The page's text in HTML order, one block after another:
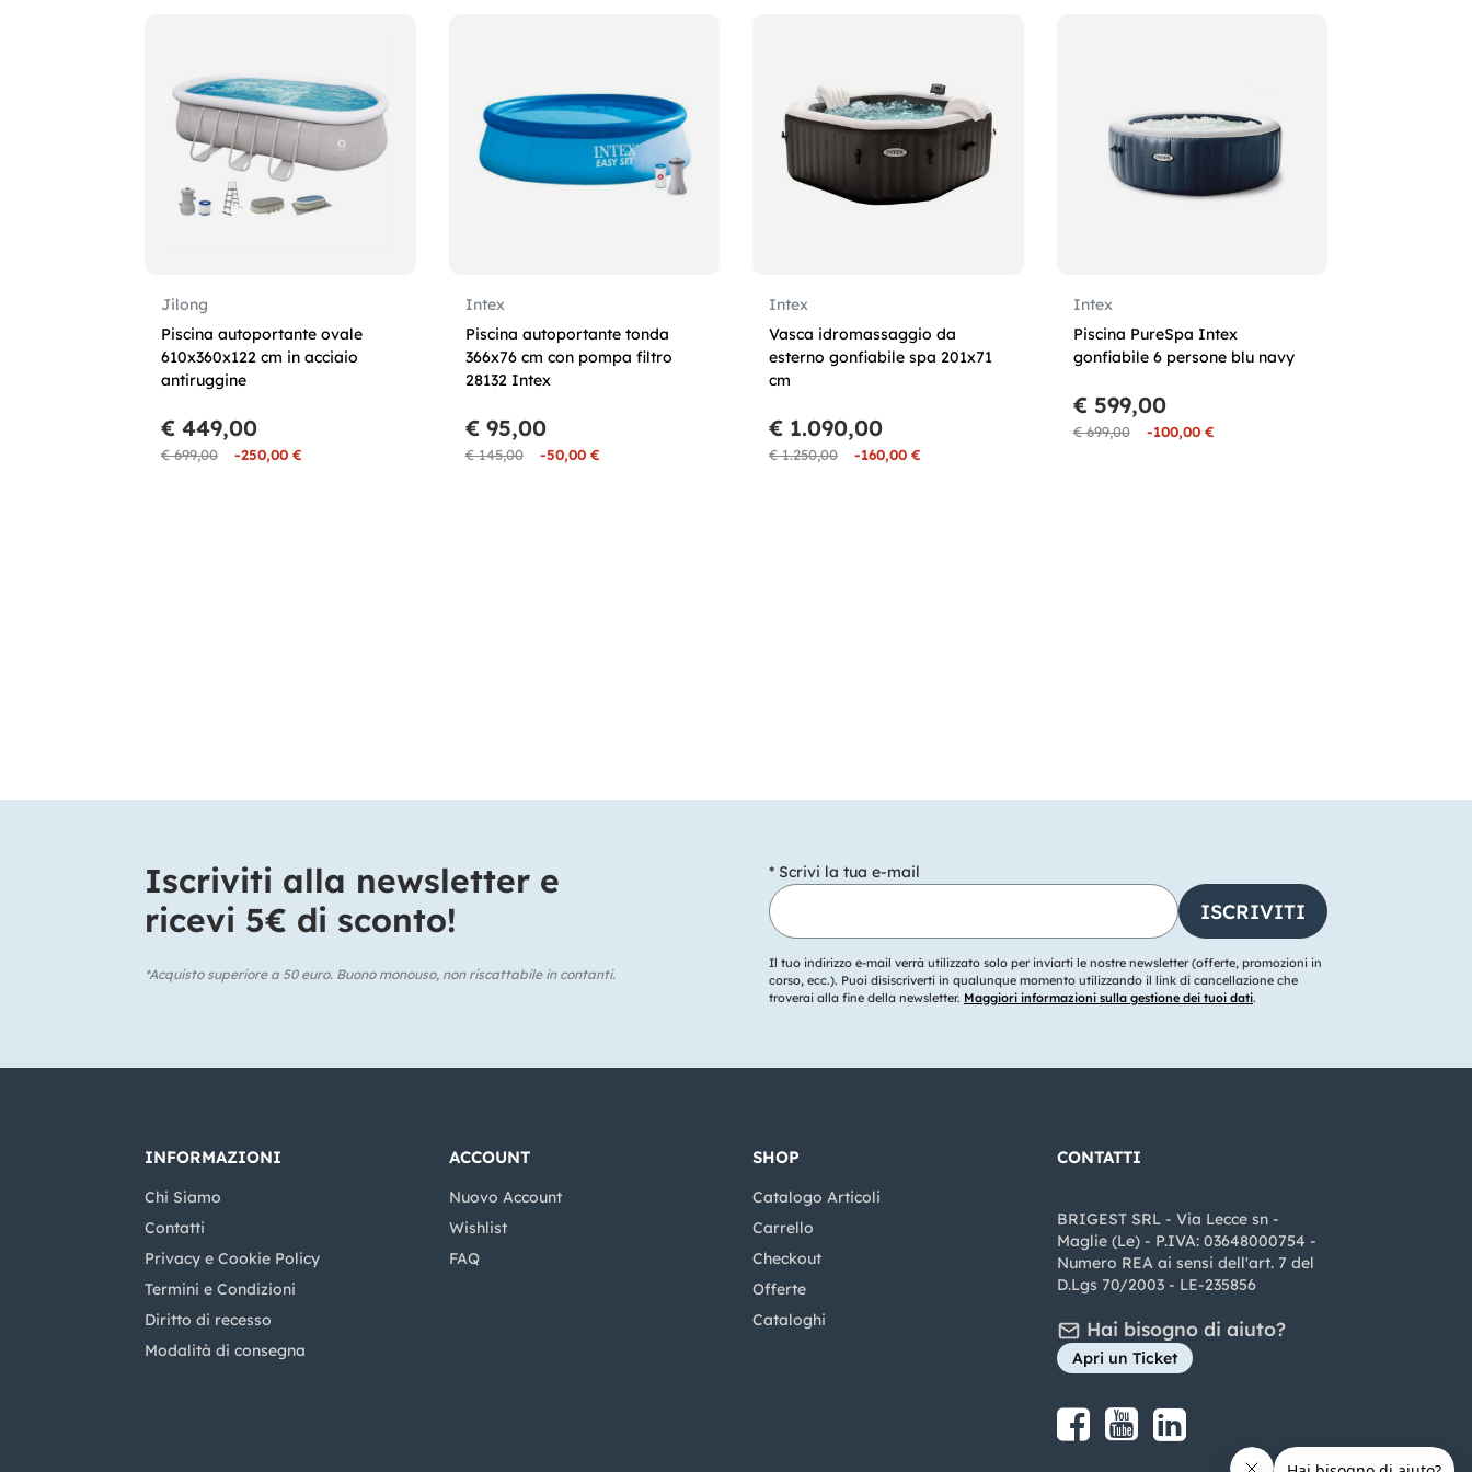
Jilong
Piscina autoportante ovale
610x360x122 cm in acciaio
antiruggine
€ 699,00 -250,00 €
€ 449,00
Intex
Piscina autoportante tonda
366x76 cm con pompa filtro
28132 Intex
€ 145,00 -50,00 €
€ 95,00
Intex
Vasca idromassaggio da
esterno gonfiabile spa 201x71
cm
€ 1.250,00 -160,00 €
€ 1.090,00
Intex
Piscina PureSpa Intex
gonfiabile 6 persone blu navy
€ 699,00 -100,00 €
€ 599,00
Iscriviti alla newsletter e
ricevi 5€ di sconto!​
*Acquisto superiore a 50 euro. Buono monouso, non riscattabile in contanti.
* Scrivi la tua e-mail
Il tuo indirizzo e-mail verrà utilizzato solo per inviarti le nostre newsletter (offerte, promozioni in
corso, ecc.). Puoi disiscriverti in qualunque momento utilizzando il link di cancellazione che
troverai alla fine della newsletter. Maggiori informazioni sulla gestione dei tuoi dati.
INFORMAZIONI
Chi Siamo
Contatti
Privacy e Cookie Policy
Termini e Condizioni
Diritto di recesso
Modalità di consegna
ACCOUNT
Nuovo Account
Wishlist
FAQ
SHOP
Catalogo Articoli
Carrello
Checkout
Offerte
Cataloghi
CONTATTI
BRIGEST SRL - Via Lecce sn -
Maglie (Le) - P.IVA: 03648000754 -
Numero REA ai sensi dell'art. 7 del
D.Lgs 70/2003 - LE-235856
Hai bisogno di aiuto?
Apri un Ticket
Share on Facebook
Share on youtube
Share on LinkedIn